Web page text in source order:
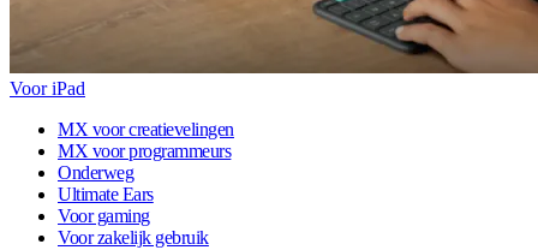
Voor iPad
MX voor creatievelingen
MX voor programmeurs
Onderweg
Ultimate Ears
Voor gaming
Voor zakelijk gebruik